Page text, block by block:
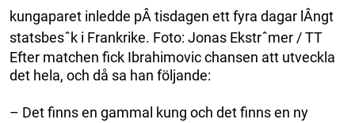
kungaparet inledde pÂ tisdagen ett fyra dagar lÂngt
statsbesˆk i Frankrike. Foto: Jonas Ekstrˆmer / TT
Efter matchen fick Ibrahimovic chansen att utveckla
det hela, och då sa han följande:
– Det finns en gammal kung och det finns en ny